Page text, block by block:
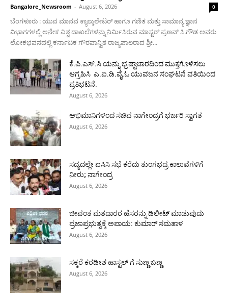
Bangalore_Newsroom - August 6, 2026 0
ಬೆಂಗಳೂರು : ಯುವ ಮಾನವ ಕ್ಯಾಲ್ಕುಲೇಟರ್ ಹಾಗೂ ಗಣಿತ ಮತ್ತು ಸಾಮಾನ್ಯ ಜ್ಞಾನ
ವಿಭಾಗಗಳಲ್ಲಿ ಅನೇಕ ವಿಶ್ವ ದಾಖಲೆಗಳನ್ನು ನಿರ್ಮಿಸಿರುವ ಮಾಸ್ಟರ್ ಪ್ರಣವ್ ಸಿ.ಗೌಡ ಅವರು
ಲೋಕಭವನದಲ್ಲಿ ಕರ್ನಾಟಕ ಗೌರವಾನ್ವಿತ ರಾಜ್ಯಪಾಲರಾದ ಶ್ರೀ...
ಕೆ.ಪಿ.ಎಸ್.ಸಿ ಯನ್ನು ಭ್ರಷ್ಟಾಚಾರದಿಂದ ಮುಕ್ತಗೊಳಿಸಲು
ಆಗ್ರಹಿಸಿ ಎ.ಐ.ಡಿ.ವೈ.ಓ ಯುವಜನ ಸಂಘಟನೆ ವತಿಯಿಂದ
ಪ್ರತಿಭಟನೆ.
August 6, 2026
ಅಭಿಮಾನಿಗಳಿಂದ ಸಚಿವ ನಾಗೇಂದ್ರಗೆ ಭರ್ಜರಿ ಸ್ವಾಗತ
August 6, 2026
ಸದ್ಯದಲ್ಲೇ ಐಸಿಸಿ ಸಭೆ ಕರೆದು ತುಂಗಭದ್ರ ಕಾಲುವೆಗಳಿಗೆ
ನೀರು; ನಾಗೇಂದ್ರ
August 6, 2026
ಜೀವಂತ ಮತದಾರರ ಹೆಸರನ್ನು ಡಿಲೀಟ್ ಮಾಡುವುದು
ಪ್ರಜಾಪ್ರಭುತ್ವಕ್ಕೆ ಅಪಾಯ: ಕುಮಾರ್ ಸಮತಾಳ
August 6, 2026
ಸಕ್ಕರೆ ಕರಡೀಶ ಹಾಸ್ಟಲ್ ಗೆ ಸುಣ್ಣ ಬಣ್ಣ
August 6, 2026